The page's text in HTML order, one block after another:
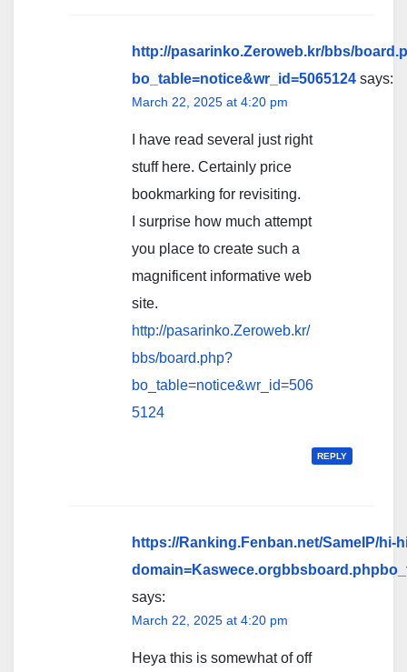
http://pasarinko.Zeroweb.kr/bbs/
bo_table=notice&wr_id=5065124 says:
March 22, 2025 at 4:20 pm
I have read several just right
stuff here. Certainly price
bookmarking for revisiting.
I surprise how much attempt
you place to create such a
magnificent informative web
site.
http://pasarinko.Zeroweb.kr/
bbs/board.php?
bo_table=notice&wr_id=506
5124
REPLY
https://Ranking.Fenban.net/SameIP/hi-
says:
March 22, 2025 at 4:20 pm
Heya this is somewhat of off